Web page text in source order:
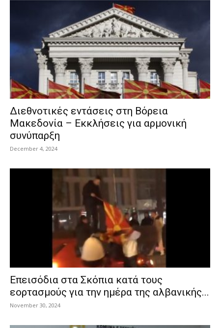
Διεθνοτικές εντάσεις στη Βόρεια
Μακεδονία – Εκκλήσεις για αρμονική
συνύπαρξη
December 4, 2024
Επεισόδια στα Σκόπια κατά τους
εορτασμούς για την ημέρα της αλβανικής...
November 30, 2024